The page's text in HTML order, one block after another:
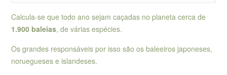
Calcula-se que todo ano sejam caçadas no planeta cerca de
1.900 baleias, de várias espécies.
Os grandes responsáveis por isso são os baleeiros japoneses,
noruegueses e islandeses.